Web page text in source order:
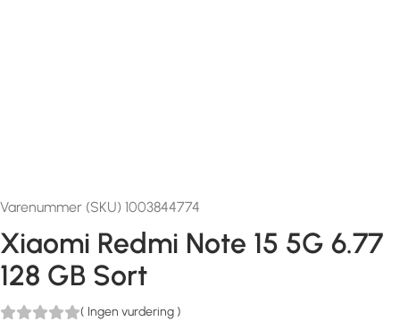
Varenummer (SKU) 1003844774
Xiaomi Redmi Note 15 5G 6.77
128 GB Sort
( Ingen vurdering )